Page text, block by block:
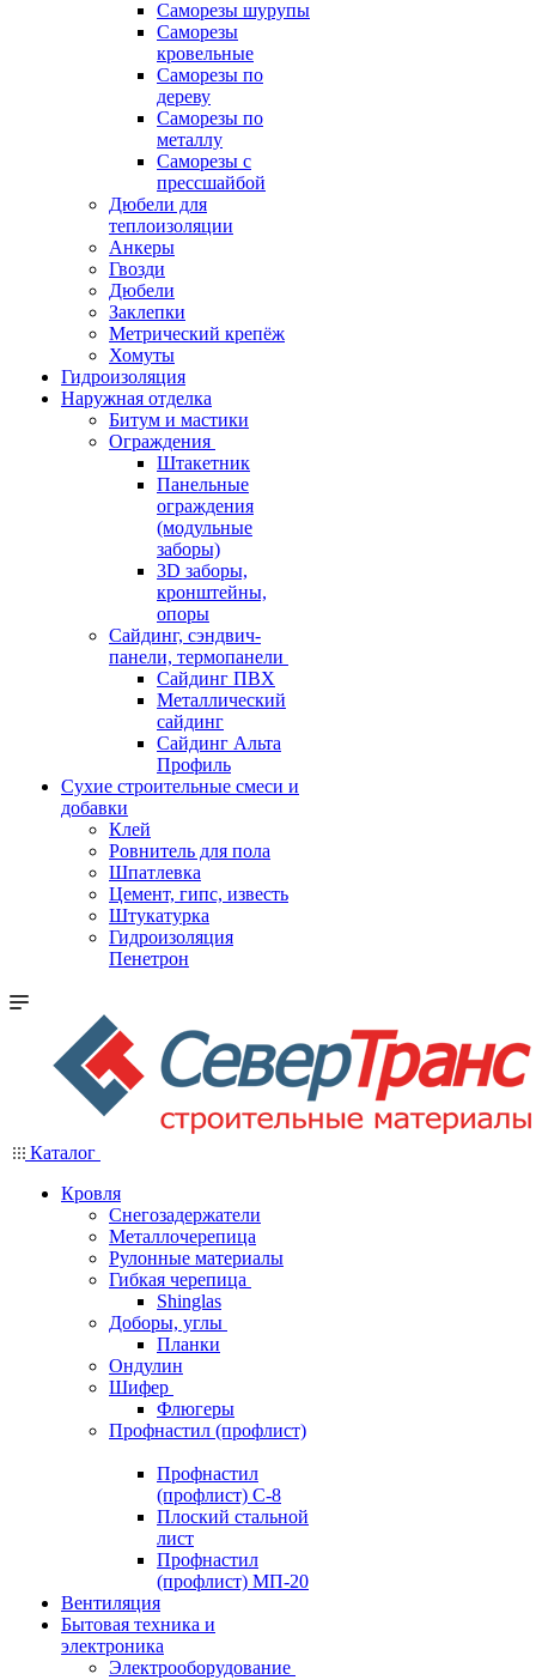
Саморезы шурупы
Саморезы
кровельные
Саморезы по
дереву
Саморезы по
металлу
Саморезы с
прессшайбой
Дюбели для
теплоизоляции
Анкеры
Гвозди
Дюбели
Заклепки
Метрический крепёж
Хомуты
Гидроизоляция
Наружная отделка
Битум и мастики
Ограждения
Штакетник
Панельные
ограждения
(модульные
заборы)
3D заборы,
кронштейны,
опоры
Cайдинг, сэндвич-
панели, термопанели
Сайдинг ПВХ
Металлический
сайдинг
Сайдинг Альта
Профиль
Сухие строительные смеси и
добавки
Клей
Ровнитель для пола
Шпатлевка
Цемент, гипс, известь
Штукатурка
Гидроизоляция
Пенетрон
Каталог
Кровля
Снегозадержатели
Металлочерепица
Рулонные материалы
Гибкая черепица
Shinglas
Доборы, углы
Планки
Ондулин
Шифер
Флюгеры
Профнастил (профлист)
Профнастил
(профлист) С-8
Плоский стальной
лист
Профнастил
(профлист) МП-20
Вентиляция
Бытовая техника и
электроника
Электрооборудование